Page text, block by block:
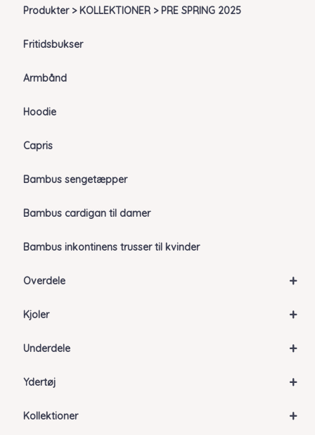
Produkter > KOLLEKTIONER > PRE SPRING 2025
Fritidsbukser
Armbånd
Hoodie
Capris
Bambus sengetæpper
Bambus cardigan til damer
Bambus inkontinens trusser til kvinder
+
Overdele
+
Kjoler
+
Underdele
+
Ydertøj
+
Kollektioner